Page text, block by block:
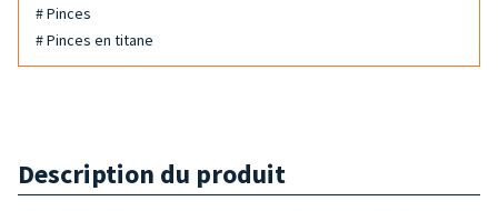
# Pinces
# Pinces en titane
Description du produit